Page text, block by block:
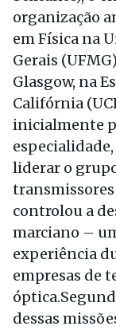
organização
em Física na
Gerais
Glasgow, na
Califórnia
inicialmente
liderar o
transmissores
controlou a
marciano –
experiência
empresas de
dessas